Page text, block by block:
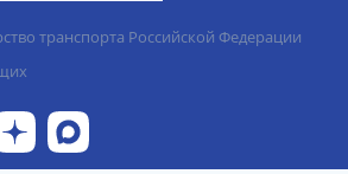
транспорта Российской Федерации